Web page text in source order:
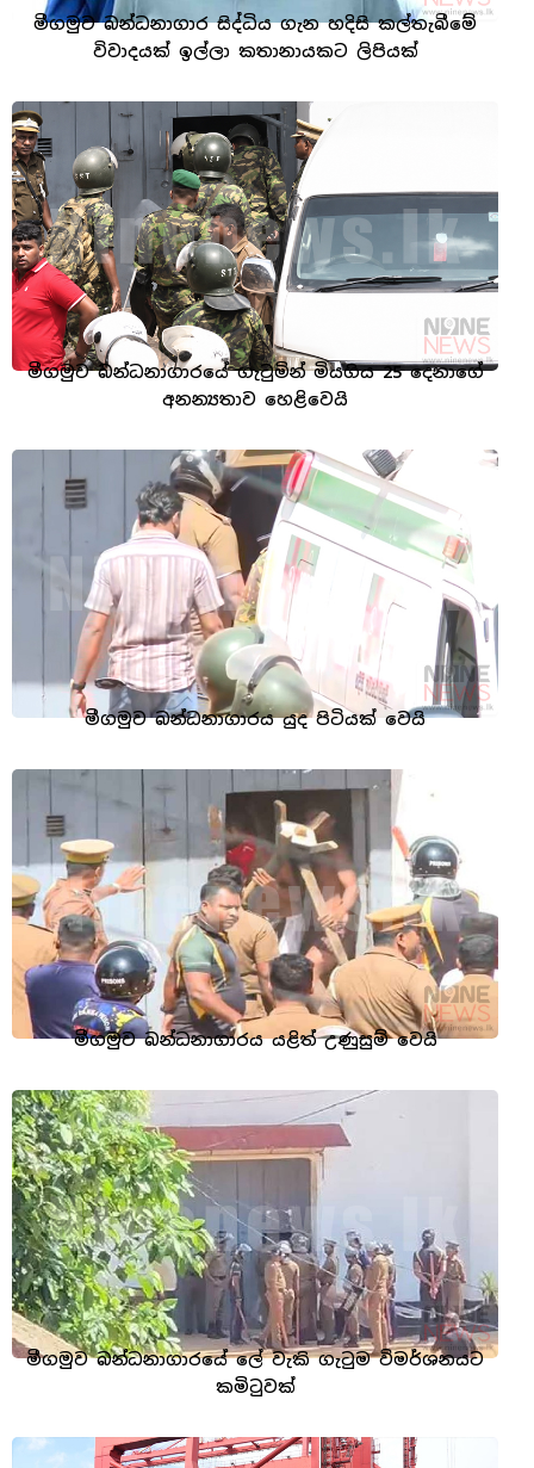
මීගමුව බන්ධනාගාර සිද්ධිය ගැන හදිසි කල්තැබීමේ
විවාදයක් ඉල්ලා කතානායකට ලිපියක්
මීගමුව බන්ධනාගාරයේ ගැටුමින් මියගිය 25 දෙනාගේ
අනන්‍යතාව හෙළිවෙයි
මීගමුව බන්ධනාගාරය යුද පිටියක් වෙයි
මීගමුව බන්ධනාගාරය යළිත් උණුසුම් වෙයි
මීගමුව බන්ධනාගාරයේ ලේ වැකි ගැටුම විමර්ශනයට
කමිටුවක්